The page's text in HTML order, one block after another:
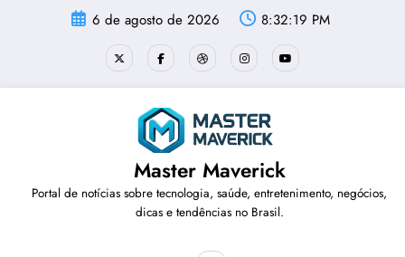
6 de agosto de 2026 8:32:19 PM
Master Maverick
Portal de notícias sobre tecnologia, saúde, entretenimento, negócios,
dicas e tendências no Brasil.